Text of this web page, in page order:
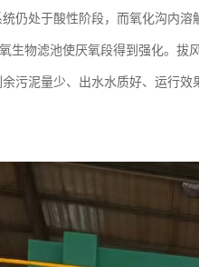
仍处于酸性阶段，而氧化沟内
生物滤池使厌氧段得到强化。拔
污泥量少、出水水质好、运行效